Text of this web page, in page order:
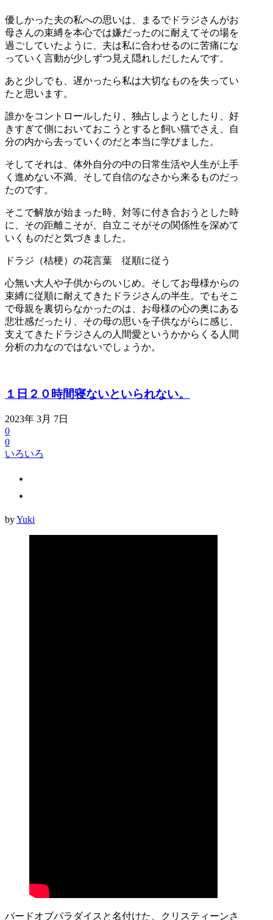
優しかった夫の私への思いは、まるでドラジさんがお
母さんの束縛を本心では嫌だったのに耐えてその場を
過ごしていたように、夫は私に合わせるのに苦痛にな
っていく言動が少しずつ見え隠れしだしたんです。
あと少しでも、遅かったら私は大切なものを失ってい
たと思います。
誰かをコントロールしたり、独占しようとしたり、好
きすぎて側においておこうとすると飼い猫でさえ、自
分の内から去っていくのだと本当に学びました。
そしてそれは、体外自分の中の日常生活や人生が上手
く進めない不満、そして自信のなさから来るものだっ
たのです。
そこで解放が始まった時、対等に付き合おうとした時
に、その距離こそが、自立こそがその関係性を深めて
いくものだと気づきました。
ドラジ（桔梗）の花言葉 従順に従う
心無い大人や子供からのいじめ。そしてお母様からの
束縛に従順に耐えてきたドラジさんの半生。でもそこ
で母親を裏切らなかったのは、お母様の心の奥にある
悲壮感だったり、その母の思いを子供ながらに感じ、
支えてきたドラジさんの人間愛というかからくる人間
分析の力なのではないでしょうか。
１日２０時間寝ないといられない。
2023年 3月 7日
0
0
いろいろ
byYuki
バードオブパラダイスと名付けた、クリスティーンさ